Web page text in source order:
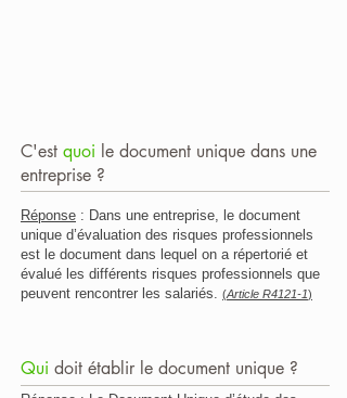
C'est quoi le document unique dans une
entreprise ?
Réponse : Dans une entreprise, le document
unique d’évaluation des risques professionnels
est le document dans lequel on a répertorié et
évalué les différents risques professionnels que
peuvent rencontrer les salariés. (Article R4121-1)
Qui doit établir le document unique ?